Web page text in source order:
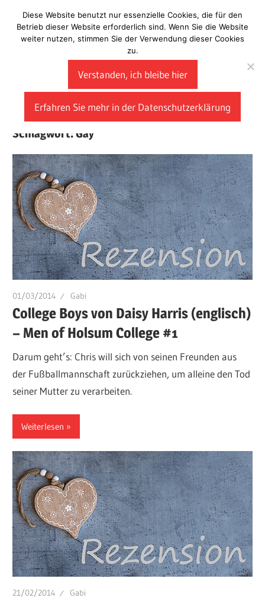
Inhalt
springen
Laberladen
Schlagwort:Gay
01/03/2014 Gabi
College Boys von Daisy Harris (englisch)
– Men of Holsum College #1
Darum geht’s: Chris will sich von seinen Freunden aus
der Fußballmannschaft zurückziehen, um alleine den Tod
seiner Mutter zu verarbeiten.
Weiterlesen
21/02/2014 Gabi
Diese Website benutzt nur essenzielle Cookies, die für den
Betrieb dieser Website erforderlich sind. Wenn Sie die Website
weiter nutzen, stimmen Sie der Verwendung dieser Cookies
zu.
Verstanden, ich bleibe hier
Erfahren Sie mehr in der Datenschutzerklärung